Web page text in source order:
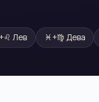
+♌ Лев ♓ +♍ Дева